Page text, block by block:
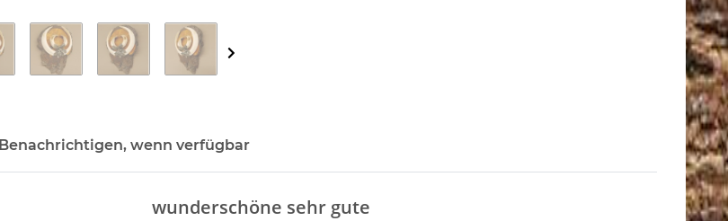
Benachrichtigen, wenn verfügbar
wunderschöne sehr gute